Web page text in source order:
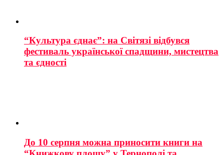
“Культура єднає”: на Світязі відбувся
фестиваль української спадщини, мистецтва
та єдності
До 10 серпня можна приносити книги на